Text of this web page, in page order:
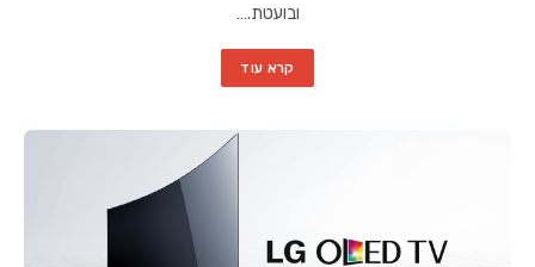
ובועטת.…
קרא עוד